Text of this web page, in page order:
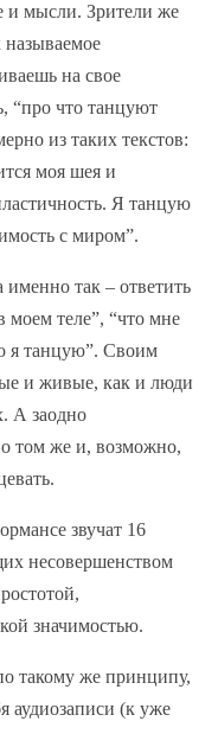
и мысли. Зрители же
называемое
на свое
“про что танцуют
из таких текстов:
моя шея и
Я танцую
с миром”.
именно так – ответить
моем теле”, “что мне
я танцую”. Своим
и живые, как и люди
А заодно
о том же и, возможно,
звучат 16
несовершенством
значимостью.
такому же принципу,
аудиозаписи (к уже